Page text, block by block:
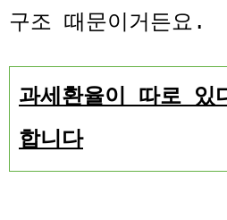
구조 때문이거든요.
과세환율이 따로 있
합니다